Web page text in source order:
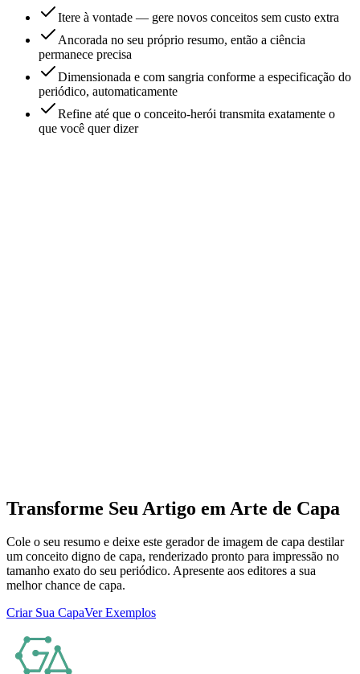
Itere à vontade — gere novos conceitos sem custo extra
Ancorada no seu próprio resumo, então a ciência
permanece precisa
Dimensionada e com sangria conforme a especificação do
periódico, automaticamente
Refine até que o conceito-herói transmita exatamente o
que você quer dizer
Transforme Seu Artigo em Arte de Capa
Cole o seu resumo e deixe este gerador de imagem de capa destilar
um conceito digno de capa, renderizado pronto para impressão no
tamanho exato do seu periódico. Apresente aos editores a sua
melhor chance de capa.
Criar Sua CapaVer Exemplos